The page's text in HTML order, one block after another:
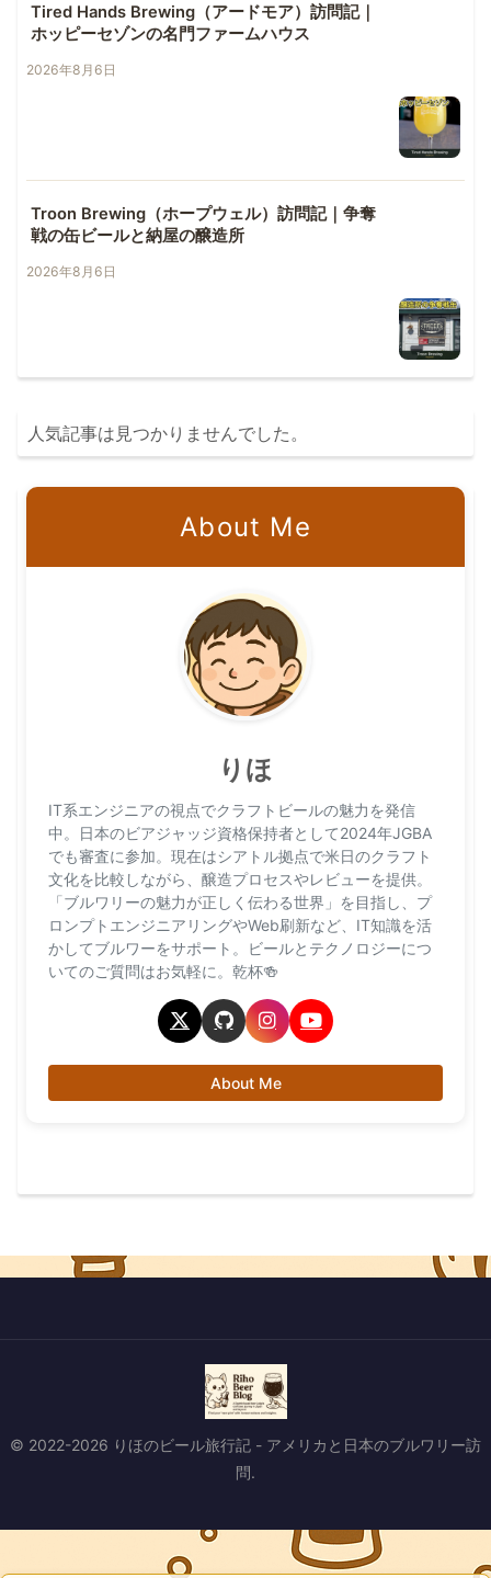
Tired Hands Brewing（アードモア）訪問記｜
ホッピーセゾンの名門ファームハウス
2026年8月6日
Troon Brewing（ホープウェル）訪問記｜争奪
戦の缶ビールと納屋の醸造所
2026年8月6日
人気記事は見つかりませんでした。
About Me
りほ
IT系エンジニアの視点でクラフトビールの魅力を発信
中。日本のビアジャッジ資格保持者として2024年JGBA
でも審査に参加。現在はシアトル拠点で米日のクラフト
文化を比較しながら、醸造プロセスやレビューを提供。
「ブルワリーの魅力が正しく伝わる世界」を目指し、プ
ロンプトエンジニアリングやWeb刷新など、IT知識を活
かしてブルワーをサポート。ビールとテクノロジーにつ
いてのご質問はお気軽に。乾杯🍻
About Me
© 2022-2026 りほのビール旅行記 - アメリカと日本のブルワリー訪
問.